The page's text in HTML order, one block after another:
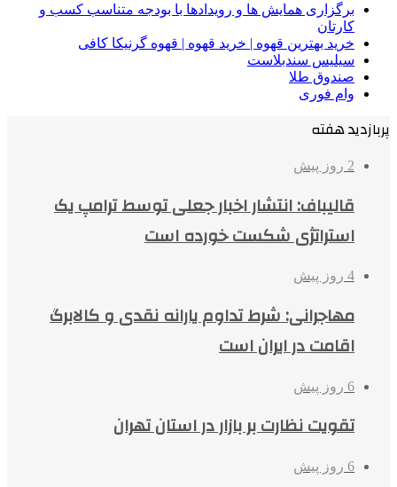
برگزاری همایش ها و رویدادها با بودجه متناسب کسب و
کارتان
خرید بهترین قهوه | خرید قهوه | قهوه گرنیکا کافی
سیلیس سندبلاست
صندوق طلا
وام فوری
پربازدید هفته
2 روز پیش
قالیباف: انتشار اخبار جعلی توسط ترامپ یک
استراتژی شکست خورده است
4 روز پیش
مهاجرانی: شرط تداوم یارانه نقدی و کالابرگ
اقامت در ایران است
6 روز پیش
تقویت نظارت بر بازار در استان تهران
6 روز پیش